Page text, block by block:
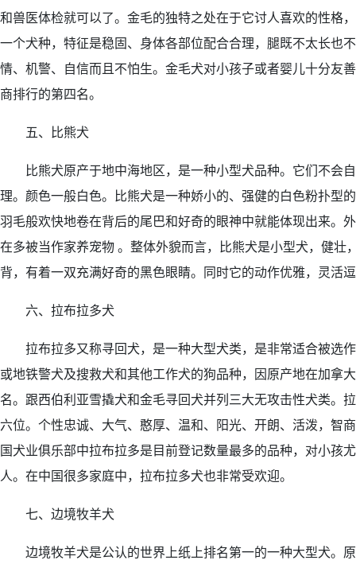
和兽医体检就可以了。金毛的独特之处在于它讨人喜欢的性格
一个犬种，特征是稳固、身体各部位配合合理，腿既不太长也
情、机警、自信而且不怕生。金毛犬对小孩子或者婴儿十分友
商排行的第四名。
五、比熊犬
比熊犬原产于地中海地区，是一种小型犬品种。它们不会自
理。颜色一般白色。比熊犬是一种娇小的、强健的白色粉扑型
羽毛般欢快地卷在背后的尾巴和好奇的眼神中就能体现出来。
在多被当作家养宠物 。整体外貌而言，比熊犬是小型犬，健壮
背，有着一双充满好奇的黑色眼睛。同时它的动作优雅，灵活
六、拉布拉多犬
拉布拉多又称寻回犬，是一种大型犬类，是非常适合被选作
或地铁警犬及搜救犬和其他工作犬的狗品种，因原产地在加拿
名。跟西伯利亚雪撬犬和金毛寻回犬并列三大无攻击性犬类。
六位。个性忠诚、大气、憨厚、温和、阳光、开朗、活泼，智
国犬业俱乐部中拉布拉多是目前登记数量最多的品种，对小孩
人。在中国很多家庭中，拉布拉多犬也非常受欢迎。
七、边境牧羊犬
边境牧羊犬是公认的世界上纸上排名第一的一种大型犬。原